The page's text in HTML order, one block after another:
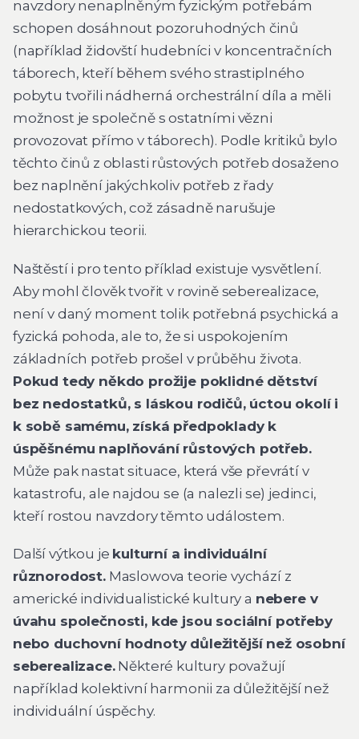
navzdory nenaplněným fyzickým potřebám
schopen dosáhnout pozoruhodných činů
(například židovští hudebníci v koncentračních
táborech, kteří během svého strastiplného
pobytu tvořili nádherná orchestrální díla a měli
možnost je společně s ostatními vězni
provozovat přímo v táborech). Podle kritiků bylo
těchto činů z oblasti růstových potřeb dosaženo
bez naplnění jakýchkoliv potřeb z řady
nedostatkových, což zásadně narušuje
hierarchickou teorii.
Naštěstí i pro tento příklad existuje vysvětlení.
Aby mohl člověk tvořit v rovině seberealizace,
není v daný moment tolik potřebná psychická a
fyzická pohoda, ale to, že si uspokojením
základních potřeb prošel v průběhu života.
Pokud tedy někdo prožije poklidné dětství
bez nedostatků, s láskou rodičů, úctou okolí i
k sobě samému, získá předpoklady k
úspěšnému naplňování růstových potřeb.
Může pak nastat situace, která vše převrátí v
katastrofu, ale najdou se (a nalezli se) jedinci,
kteří rostou navzdory těmto událostem.
Další výtkou je kulturní a individuální
různorodost.Maslowova teorie vychází z
americké individualistické kultury a nebere v
úvahu společnosti, kde jsou sociální potřeby
nebo duchovní hodnoty důležitější než osobní
seberealizace.Některé kultury považují
například kolektivní harmonii za důležitější než
individuální úspěchy.